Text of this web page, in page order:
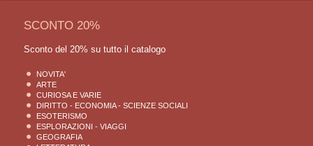
SCONTO 20%
Sconto del 20% su tutto il catalogo
NOVITA'
ARTE
CURIOSA E VARIE
DIRITTO - ECONOMIA - SCIENZE SOCIALI
ESOTERISMO
ESPLORAZIONI - VIAGGI
GEOGRAFIA